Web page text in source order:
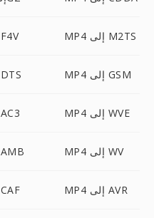
MP4 إلى F4V MP4 إلى M2TS
MP4 إلى DTS MP4 إلى GSM
MP4 إلى AC3 MP4 إلى WVE
MP4 إلى AMB MP4 إلى WV
MP4 إلى CAF MP4 إلى AVR